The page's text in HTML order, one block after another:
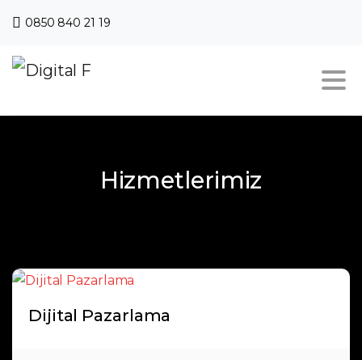
0850 840 21 19
Hizmetlerimiz
Dijital Pazarlama